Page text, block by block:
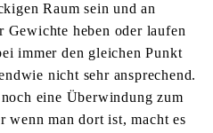
Raum sein und an
Gewichte heben oder laufen
immer den gleichen Punkt
nicht sehr ansprechend.
eine Überwindung zum
wenn man dort ist, macht es